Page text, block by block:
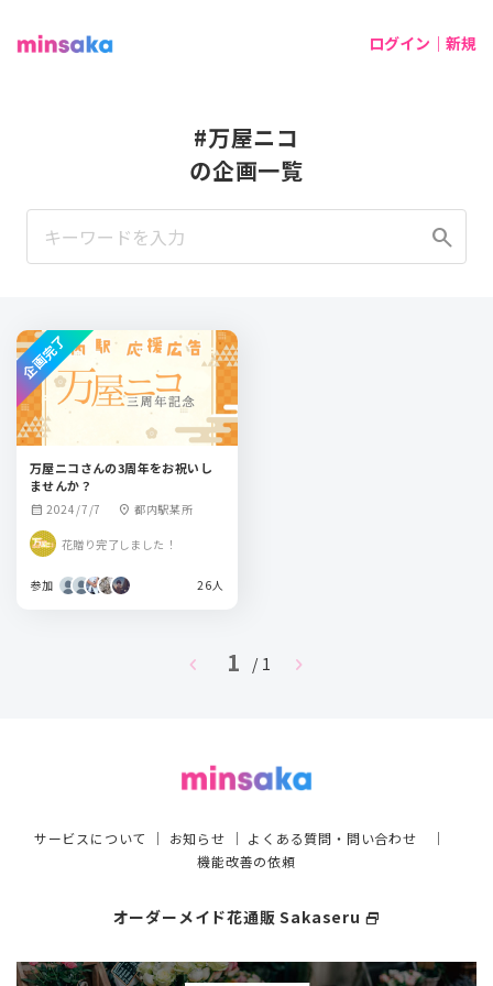
ログイン｜新規
#万屋ニコ
の企画一覧
search
万屋ニコさんの3周年をお祝いし
ませんか？
calendar_month 2024/7/7 location_on 都内駅某所
花贈り完了しました！
参加 26人
企画完了
chevron_left 1 / 1 chevron_right
サービスについて ｜ お知らせ ｜ よくある質問・問い合わせ ｜
機能改善の依頼
オーダーメイド花通販 Sakaseru select_window